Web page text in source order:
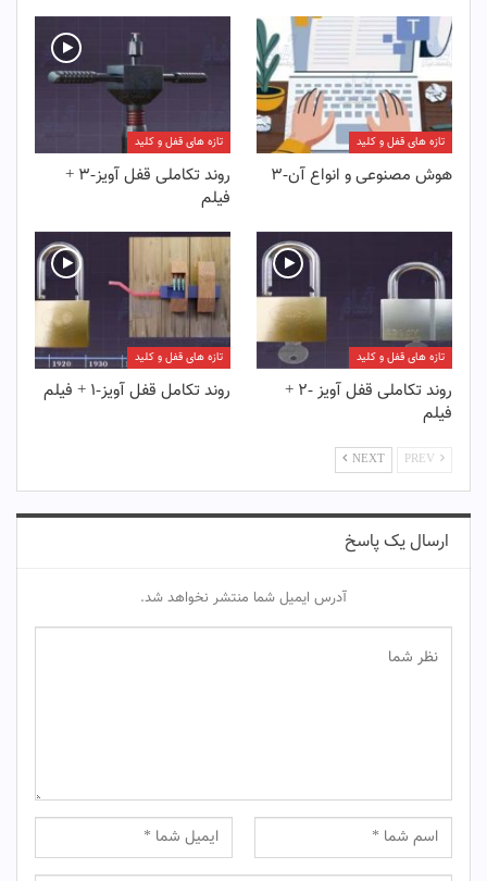
تازه های قفل و کلید
هوش مصنوعی و انواع آن-۳
تازه های قفل و کلید
روند تکاملی قفل آویز-۳ +
فیلم
تازه های قفل و کلید
روند تکاملی قفل آویز -۲ +
فیلم
تازه های قفل و کلید
روند تکامل قفل آویز-۱ + فیلم
NEXT
ارسال یک پاسخ
آدرس ایمیل شما منتشر نخواهد شد.